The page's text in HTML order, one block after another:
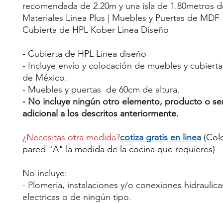
recomendada de 2.20m y una isla de 1.80metros
Materiales Linea Plus | Muebles y Puertas de MDF
Cubierta de HPL Kober Linea Diseño
- Cubierta de HPL Linea diseño
- Incluye envío y colocación de muebles y
de México.
- Muebles y puertas de 60cm de altura.
- No incluye ningún otro elemento, producto o
adicional a los descritos anteriormente.
¿Necesitas otra medida?cotiza gratis en linea
pared "A" la medida de la cocina que requieres)
No incluye:
- Plomeria, instalaciones y/o conexiones
electricas o de ningún tipo.